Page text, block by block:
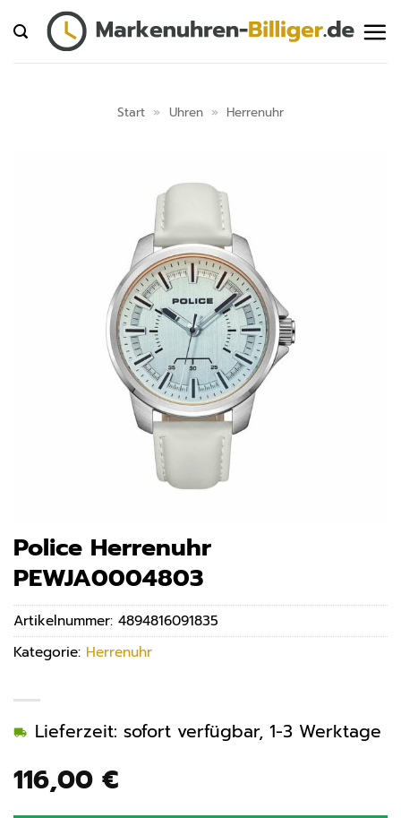
Inhalt
springen
Start » Uhren » Herrenuhr
Police Herrenuhr
PEWJA0004803
116,00 €
Lieferzeit: sofort verfügbar, 1-3 Werktage
Artikelnummer: 4894816091835
Kategorie: Herrenuhr